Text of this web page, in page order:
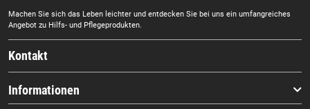
Machen Sie sich das Leben leichter und entdecken Sie bei uns ein umfangreiches
Angebot zu Hilfs- und Pflegeprodukten.
Kontakt
Informationen